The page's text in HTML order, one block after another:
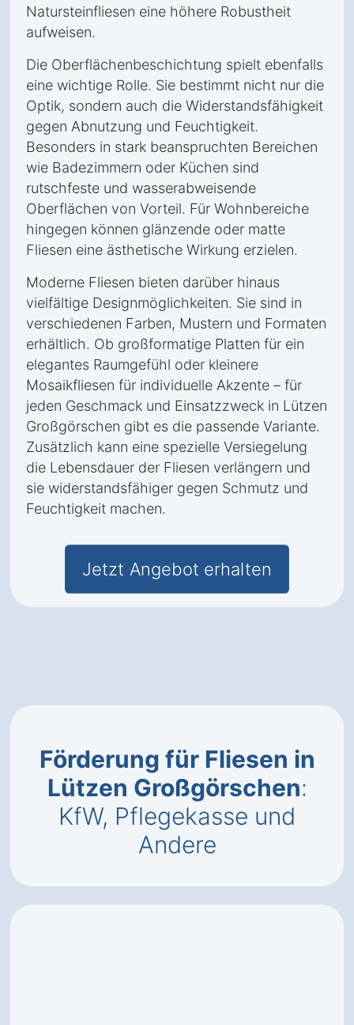
Natursteinfliesen eine höhere Robustheit
aufweisen.
Die Oberflächenbeschichtung spielt ebenfalls
eine wichtige Rolle. Sie bestimmt nicht nur die
Optik, sondern auch die Widerstandsfähigkeit
gegen Abnutzung und Feuchtigkeit.
Besonders in stark beanspruchten Bereichen
wie Badezimmern oder Küchen sind
rutschfeste und wasserabweisende
Oberflächen von Vorteil. Für Wohnbereiche
hingegen können glänzende oder matte
Fliesen eine ästhetische Wirkung erzielen.
Moderne Fliesen bieten darüber hinaus
vielfältige Designmöglichkeiten. Sie sind in
verschiedenen Farben, Mustern und Formaten
erhältlich. Ob großformatige Platten für ein
elegantes Raumgefühl oder kleinere
Mosaikfliesen für individuelle Akzente – für
jeden Geschmack und Einsatzzweck in Lützen
Großgörschen gibt es die passende Variante.
Zusätzlich kann eine spezielle Versiegelung
die Lebensdauer der Fliesen verlängern und
sie widerstandsfähiger gegen Schmutz und
Feuchtigkeit machen.
Jetzt Angebot erhalten
Förderung für Fliesen in
Lützen Großgörschen:
KfW, Pflegekasse und
Andere